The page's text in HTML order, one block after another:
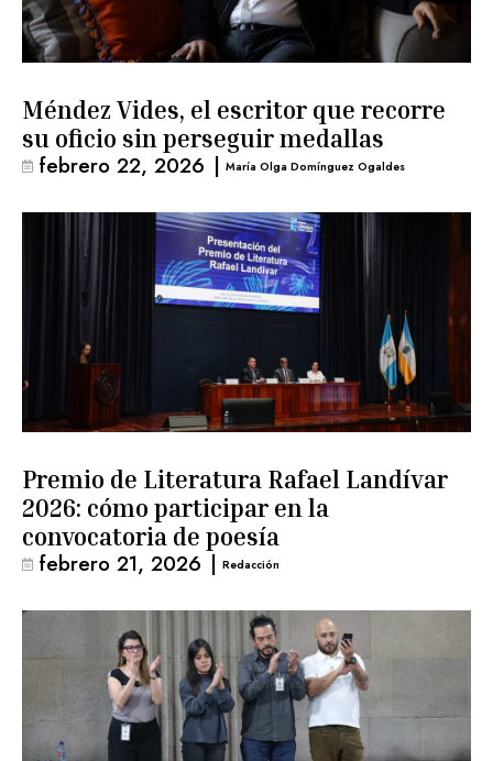
Méndez Vides, el escritor que recorre
su oficio sin perseguir medallas
febrero 22, 2026 | María Olga Domínguez Ogaldes
Premio de Literatura Rafael Landívar
2026: cómo participar en la
convocatoria de poesía
febrero 21, 2026 | Redacción